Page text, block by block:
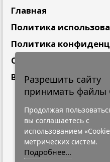
Главная
Политика
Политика
Сотрудничество
Вакансии
Подпишитесь
Нажимая на кнопку,
персональных данных. С
Конфидециальности"
Разрешить сайту
принимать файлы
Продолжая
вы соглашаетесь с
использованием
метрических систем.
Подробнее...